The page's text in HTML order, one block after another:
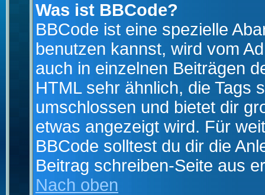
Was ist BBCode?
BBCode ist eine spezielle
benutzen kannst, wird vom
auch in einzelnen Beiträgen
HTML sehr ähnlich, die Tags
umschlossen und bietet dir
etwas angezeigt wird. Für
BBCode solltest du dir die
Beitrag schreiben-Seite aus
Nach oben